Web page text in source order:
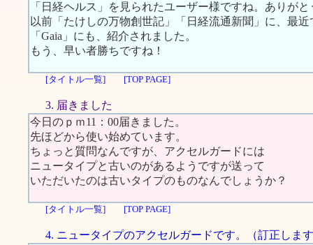
「日経ヘルス」を見られたユーザー様ですね。ありが
以前「たけしの万物創世記」「日経流通新聞」に、最近
「Gaia」にも、紹介されました。
もう、早い者勝ちですね！
[タイトル一覧] [TOP PAGE]
3. 届きました
今日のｐｍ11：00届きました。
先ほどから使い始めています。
ちょっと質問なんですが、アクセルガードには
ニュータイプと古いのがあるようですが送って
いただいたのは古いタイプのものなんでしょうか？
[タイトル一覧] [TOP PAGE]
4. ニュータイプのアクセルガードです。（訂正しま